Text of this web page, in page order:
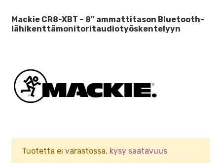
Mackie CR8-XBT – 8″ ammattitason Bluetooth-
lähikenttämonitoritaudiotyöskentelyyn
Tuotetta ei varastossa, kysy saatavuus